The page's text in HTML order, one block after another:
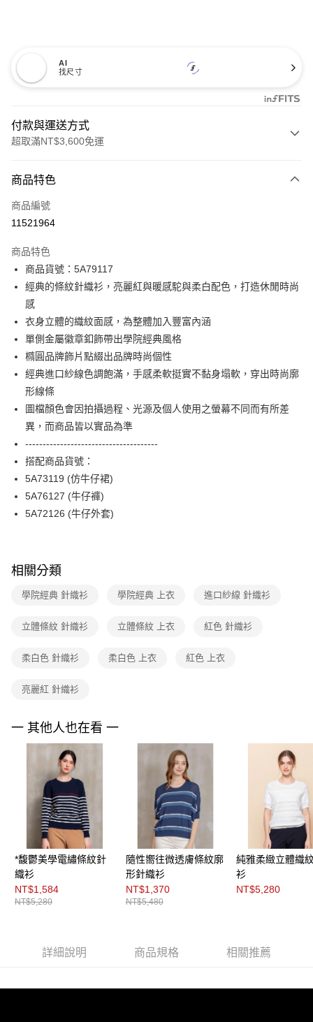
AI
找尺寸
付款與運送方式
超取滿NT$3,600免運
信用卡一次付款
信用卡分期付款
合作金庫商業銀行
華南商業銀行
上海商業儲蓄銀行
台北富邦商業銀行
國泰世華商業銀行
臺灣中小企業銀行
台中商業銀行
匯豐（台灣）商業銀行
華泰商業銀行
聯邦商業銀行
遠東國際商業銀行
元大商業銀行
永豐商業銀行
玉山商業銀行
星展（台灣）商業銀行
台新國際商業銀行
台灣樂天信用卡公司
LINE Pay
Apple Pay
街口支付
AFTEE先享後付
相關說明
【關於「AFTEE先享後付」】
AFTEE先享後付是「在收到商品之後才付款」的支付方式。 讓您購物簡單
便利好安心！
１．簡單：不需註冊會員、不需綁卡、不需儲值。
２．便利：只要手機號碼，簡訊認證，即可結帳。
【「AFTEE先享後付」結帳流程】
１．於結帳方式選擇「AFTEE先享後付」後，將跳轉至「AFTEE先享後付」
結帳頁面，進行簡訊認證並確認金額後，即可完成結帳。
２．訂單成立數日內，您將收到繳費通知簡訊。
３．收到繳費通知簡訊後14天內，點擊此簡訊中的連結，可透過四大超商／
後付繳納相關費用。
※ 交易是否成功請以「AFTEE先享後付 」之結帳頁面顯示為準，若有關於
客戶支援中心」https://netprotections.freshdesk.com/support/home
【注意事項】
權轉讓予恩沛科技股份有限公司。
https://aftee.tw/terms/#terms3
任。
時審查核予不同之上限額度；若仍有額度不足之情形，本公司將視審查結果
請求用戶進行身份認證。
５．嚴禁一人註冊多個帳號或使用他人資訊註冊。若發現惡意使用之情形，
恩沛科技股份有限公司將有權停止該用戶之使用額度並採取法律行動。
付款後全家FamilyMart取貨
每筆NT$90，滿NT$3,600(含以上)免運費
付款後7-11取貨
每筆NT$90，滿NT$3,600(含以上)免運費
離島宅配 (蘭嶼恕不配送)
每筆NT$200，滿NT$8,000(含以上)免運費
付款後門市自取
商品特色
商品編號
11521964
商品特色
商品貨號：5A79117
經典的條紋針織衫，亮麗紅與暖感駝與柔白配色，打造休閒時尚
感
衣身立體的織紋面感，為整體加入豐富內涵
單側金屬徽章釦飾帶出學院經典風格
橢圓品牌飾片點綴出品牌時尚個性
經典進口紗線色調飽滿，手感柔軟挺實不黏身塌軟，穿出時尚廓
形線條
圖檔顏色會因拍攝過程、光源及個人使用之螢幕不同而有所差
異，而商品皆以實品為準
--------------------------------------
搭配商品貨號：
5A73119 (仿牛仔裙)
5A76127 (牛仔褲)
5A72126 (牛仔外套)
相關分類
學院經典 針織衫 學院經典 上衣 進口紗線 針織衫
立體條紋 針織衫 立體條紋 上衣 紅色 針織衫
柔白色 針織衫 柔白色 上衣 紅色 上衣
亮麗紅 針織衫
一 其他人也在看 一
*馥鬱美學電繡條紋針
織衫
NT$1,584
NT$5,280
隨性嚮往微透膚條紋廓
形針織衫
NT$1,370
NT$5,480
純雅柔緻立體織
衫
NT$5,280
詳細說明 商品規格 相關推薦